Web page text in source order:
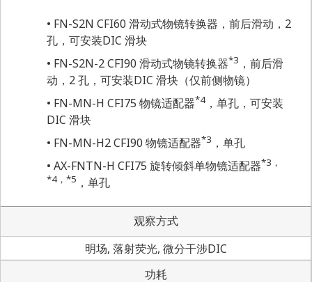
FN-S2N CFI60 滑动式物镜转换器，前后滑动，2
孔，可安装DIC 滑块
FN-S2N-2 CFI90 滑动式物镜转换器*3 ，前后滑
动，2 孔，可安装DIC 滑块（仅前侧物镜）
FN-MN-H CFI75 物镜适配器*4 ，单孔，可安装
DIC 滑块
FN-MN-H2 CFI90 物镜适配器*3 ，单孔
AX-FNTN-H CFI75 旋转倾斜单物镜适配器*3，
*4，*5 ，单孔
观察方式
明场, 落射荧光, 微分干涉DIC
功耗